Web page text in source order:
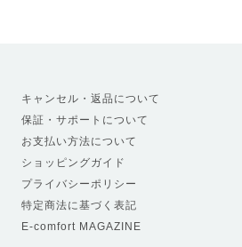
キャンセル・返品について
保証・サポートについて
お支払い方法について
ショッピングガイド
プライバシーポリシー
特定商法に基づく表記
E-comfort MAGAZINE